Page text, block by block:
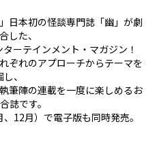
日本初の怪談専門誌「幽」が劇
した、
ーテインメント・マガジン！
ぞれのアプローチからテーマを
、
筆陣の連載を一度に楽しめるお
誌です。
12月）で電子版も同時発売。